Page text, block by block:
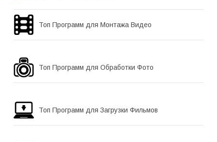
Топ Программ для Монтажа Видео
Топ Программ для Обработки Фото
Топ Программ для Загрузки Фильмов